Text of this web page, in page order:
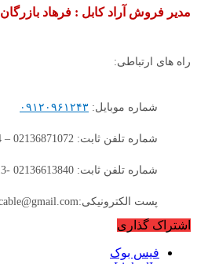
مدیر فروش آراد کابل : فرهاد بازرگان
راه های ارتباطی:
شماره موبایل: ۰۹۱۲۰۹۶۱۲۴۳
شماره تلفن ثابت: 02136871072 – 02136871294
شماره تلفن ثابت: 02136613840 -02133911013
پست الکترونیکی:aradcable@gmail.com
اشتراک گذاری
فیس بوک